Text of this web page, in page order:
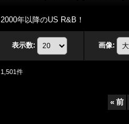
2000年以降のUS R&B！
表示数: 画像:
1,501件
« 前